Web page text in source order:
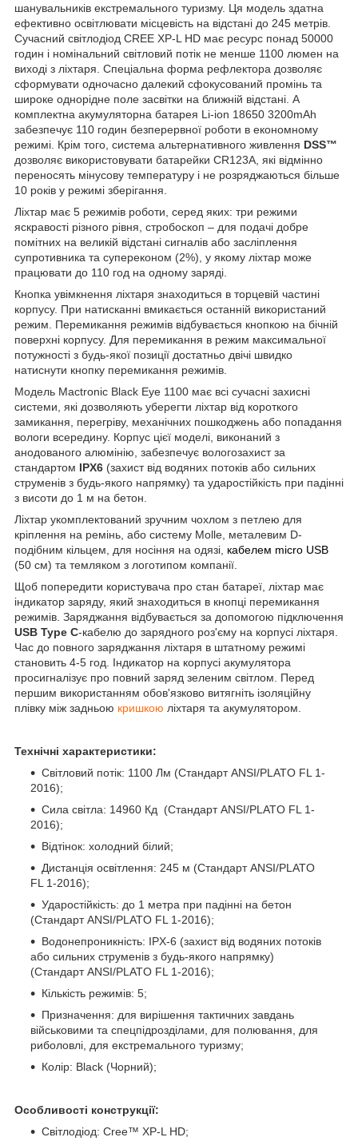
шанувальників екстремального туризму. Ця модель здатна
ефективно освітлювати місцевість на відстані до 245 метрів.
Сучасний світлодіод CREE XP-L HD має ресурс понад 50000
годин і номінальний світловий потік не менше 1100 люмен на
виході з ліхтаря. Спеціальна форма рефлектора дозволяє
сформувати одночасно далекий сфокусований промінь та
широке однорідне поле засвітки на ближній відстані. А
комплектна акумуляторна батарея Li-ion 18650 3200mAh
забезпечує 110 годин безперервної роботи в економному
режимі. Крім того, система альтернативного живлення DSS™
дозволяє використовувати батарейки CR123А, які відмінно
переносять мінусову температуру і не розряджаються більше
10 років у режимі зберігання.
Ліхтар має 5 режимів роботи, серед яких: три режими
яскравості різного рівня, стробоскоп – для подачі добре
помітних на великій відстані сигналів або засліплення
супротивника та супереконом (2%), у якому ліхтар може
працювати до 110 год на одному заряді.
Кнопка увімкнення ліхтаря знаходиться в торцевій частині
корпусу. При натисканні вмикається останній використаний
режим. Перемикання режимів відбувається кнопкою на бічній
поверхні корпусу. Для перемикання в режим максимальної
потужності з будь-якої позиції достатньо двічі швидко
натиснути кнопку перемикання режимів.
Модель Mactronic Black Eye 1100 має всі сучасні захисні
системи, які дозволяють уберегти ліхтар від короткого
замикання, перегріву, механічних пошкоджень або попадання
вологи всередину. Корпус цієї моделі, виконаний з
анодованого алюмінію, забезпечує вологозахист за
стандартом IPX6 (захист від водяних потоків або сильних
струменів з будь-якого напрямку) та ударостійкість при падінні
з висоти до 1 м на бетон.
Ліхтар укомплектований зручним чохлом з петлею для
кріплення на ремінь, або систему Molle, металевим D-
подібним кільцем, для носіння на одязі, кабелем micro USB
(50 см) та темляком з логотипом компанії.
Щоб попередити користувача про стан батареї, ліхтар має
індикатор заряду, який знаходиться в кнопці перемикання
режимів. Заряджання відбувається за допомогою підключення
USB Type C-кабелю до зарядного роз'єму на корпусі ліхтаря.
Час до повного заряджання ліхтаря в штатному режимі
становить 4-5 год. Індикатор на корпусі акумулятора
просигналізує про повний заряд зеленим світлом. Перед
першим використанням обов'язково витягніть ізоляційну
плівку між задньою кришкою ліхтаря та акумулятором.
Технічні характеристики:
Світловий потік: 1100 Лм (Стандарт ANSI/PLATO FL 1-
2016);
Сила світла: 14960 Кд (Стандарт ANSI/PLATO FL 1-
2016);
Відтінок: холодний білий;
Дистанція освітлення: 245 м (Стандарт ANSI/PLATO
FL 1-2016);
Ударостійкість: до 1 метра при падінні на бетон
(Стандарт ANSI/PLATO FL 1-2016);
Водонепроникність: IPX-6 (захист від водяних потоків
або сильних струменів з будь-якого напрямку)
(Стандарт ANSI/PLATO FL 1-2016);
Кількість режимів: 5;
Призначення: для вирішення тактичних завдань
військовими та спецпідрозділами, для полювання, для
риболовлі, для екстремального туризму;
Колір: Black (Чорний);
Особливості конструкції:
Світлодіод: Cree™ XP-L HD;